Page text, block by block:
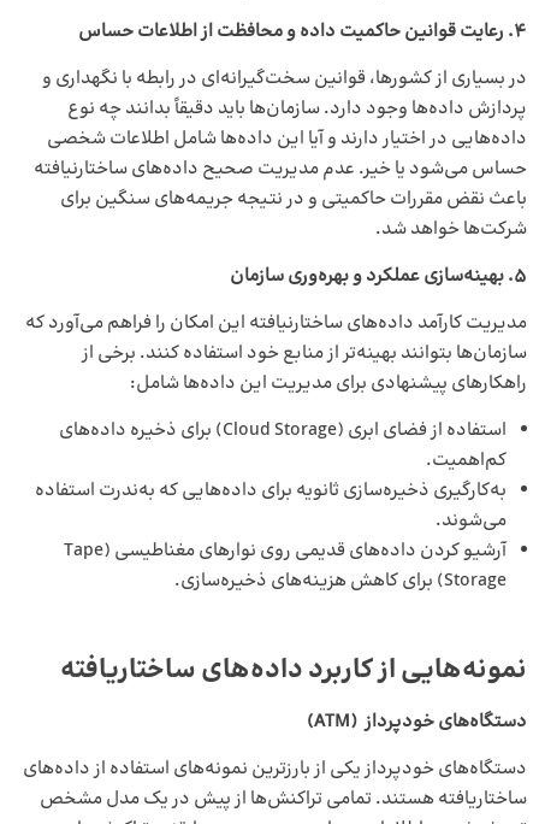
۴. رعایت قوانین حاکمیت داده و محافظت از اطلاعات حساس
در بسیاری از کشورها، قوانین سخت‌گیرانه‌ای در رابطه با نگهداری و
پردازش داده‌ها وجود دارد. سازمان‌ها باید دقیقاً بدانند چه نوع
داده‌هایی در اختیار دارند و آیا این داده‌ها شامل اطلاعات شخصی
حساس می‌شود یا خیر. عدم مدیریت صحیح داده‌های ساختارنیافته
باعث نقض مقررات حاکمیتی و در نتیجه جریمه‌های سنگین برای
شرکت‌ها خواهد شد.
۵.بهینه‌سازی عملکرد و بهره‌وری سازمان
مدیریت کارآمد داده‌های ساختارنیافته این امکان را فراهم می‌آورد که
سازمان‌ها بتوانند بهینه‌تر از منابع خود استفاده کنند. برخی از
راهکارهای پیشنهادی برای مدیریت این داده‌ها شامل:
استفاده از فضای ابری (Cloud Storage) برای ذخیره داده‌های
کم‌اهمیت.
به‌کارگیری ذخیره‌سازی ثانویه برای داده‌هایی که به‌ندرت استفاده
می‌شوند.
آرشیو کردن داده‌های قدیمی روی نوارهای مغناطیسی (Tape
Storage) برای کاهش هزینه‌های ذخیره‌سازی.
نمونه‌هایی از کاربرد داده‌های ساختاریافته
دستگاه‌های خودپرداز (ATM)
دستگاه‌های خودپرداز یکی از بارزترین نمونه‌های استفاده از داده‌های
ساختاریافته هستند. تمامی تراکنش‌ها از پیش در یک مدل مشخص